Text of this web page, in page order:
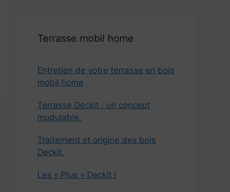
Terrasse mobil home
Entretien de votre terrasse en bois
mobil home
Terrasse Deckit : un concept
modulable.
Traitement et origine des bois
Deckit.
Les « Plus » Deckit !